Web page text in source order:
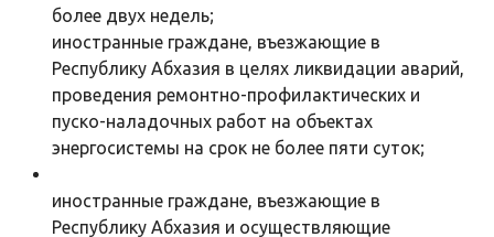
более двух недель;
иностранные граждане, въезжающие в
Республику Абхазия в целях ликвидации аварий,
проведения ремонтно-профилактических и
пуско-наладочных работ на объектах
энергосистемы на срок не более пяти суток;
иностранные граждане, въезжающие в
Республику Абхазия и осуществляющие